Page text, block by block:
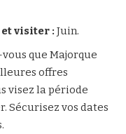
visiter : Juin.
que Majorque
offres
visez la période
Sécurisez vos dates